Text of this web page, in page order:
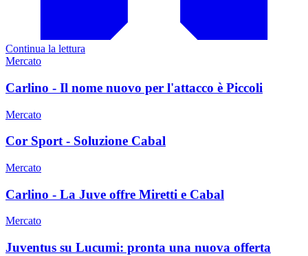
Continua la lettura
Mercato
Carlino - Il nome nuovo per l'attacco è Piccoli
Mercato
Cor Sport - Soluzione Cabal
Mercato
Carlino - La Juve offre Miretti e Cabal
Mercato
Juventus su Lucumi: pronta una nuova offerta